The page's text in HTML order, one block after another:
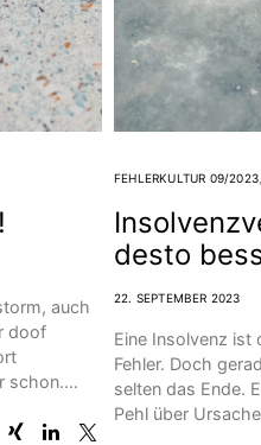
auch
doof
schon.…
FEHLERKULTUR 09/2023
desto
22. SEPTEMBER 2023
Eine Insolvenz ist
Fehler. Doch
selten das Ende.
Pehl über